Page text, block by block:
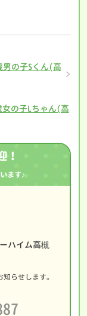
の子Sくん(高
の子Lちゃん(高
！
ます♪
ハイム高槻
らせします。